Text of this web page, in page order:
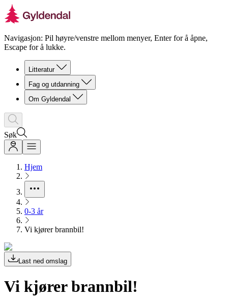
Navigasjon: Pil høyre/venstre mellom menyer, Enter for å åpne,
Escape for å lukke.
Litteratur
Fag og utdanning
Om Gyldendal
Søk
Hjem
0-3 år
Vi kjører brannbil!
Last ned omslag
Vi kjører brannbil!